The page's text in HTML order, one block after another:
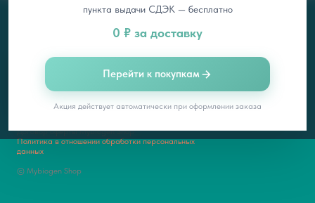
пункта выдачи СДЭК — бесплатно
0 ₽ за доставку
Перейти к покупкам
Акция действует автоматически при оформлении заказа
Договор оферты Mybiogen Shop
Политика в отношении обработки персональных
данных
© Mybiogen Shop